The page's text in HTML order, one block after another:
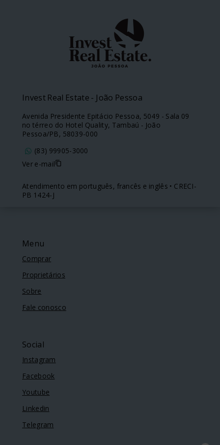
Menu
Comprar
Proprietários
Sobre
Fale conosco
Social
Instagram
Facebook
Youtube
Linkedin
Telegram
Invest Real Estate - João Pessoa
Avenida Presidente Epitácio Pessoa, 5049 - Sala 09
no térreo do Hotel Quality, Tambaú - João
Pessoa/PB, 58039-000
(83) 99905-3000
Ver e-mail
Atendimento em português, francês e inglês • CRECI-
PB 1424-J